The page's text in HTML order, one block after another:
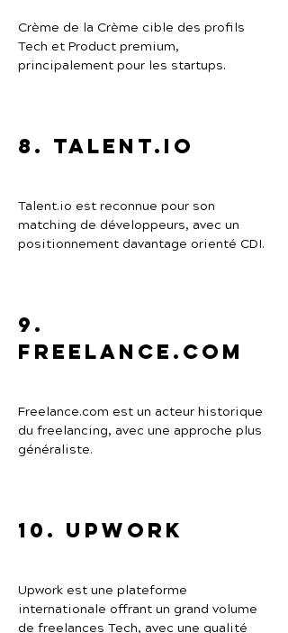
Crème de la Crème cible des profils
Tech et Product premium,
principalement pour les startups.
8. Talent.io
Talent.io est reconnue pour son
matching de développeurs, avec un
positionnement davantage orienté CDI.
9.
Freelance.com
Freelance.com est un acteur historique
du freelancing, avec une approche plus
généraliste.
10. Upwork
Upwork est une plateforme
internationale offrant un grand volume
de freelances Tech, avec une qualité